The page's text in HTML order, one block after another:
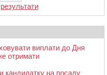
виплати до Дня
отримати
кандидатку на посаду